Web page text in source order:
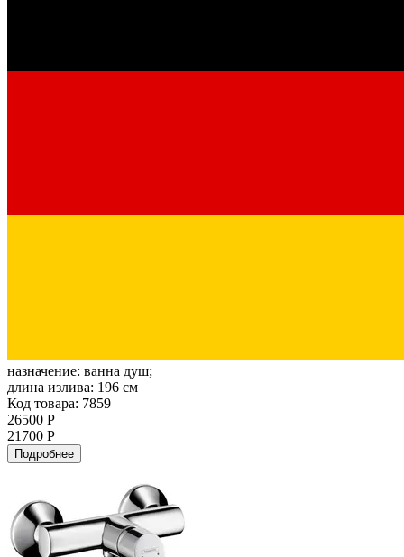
назначение: ванна душ;
длина излива: 196 см
Код товара: 7859
26500 Р
21700 Р
Подробнее